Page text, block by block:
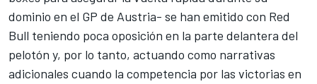
dominio en el GP de Austria- se han emitido con Red
Bull teniendo poca oposición en la parte delantera del
pelotón y, por lo tanto, actuando como narrativas
adicionales cuando la competencia por las victorias en